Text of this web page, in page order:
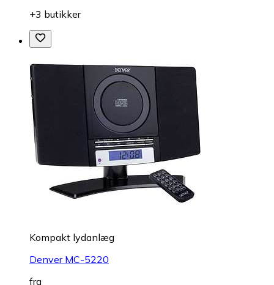
+3 butikker
Kompakt lydanlæg
Denver MC-5220
fra